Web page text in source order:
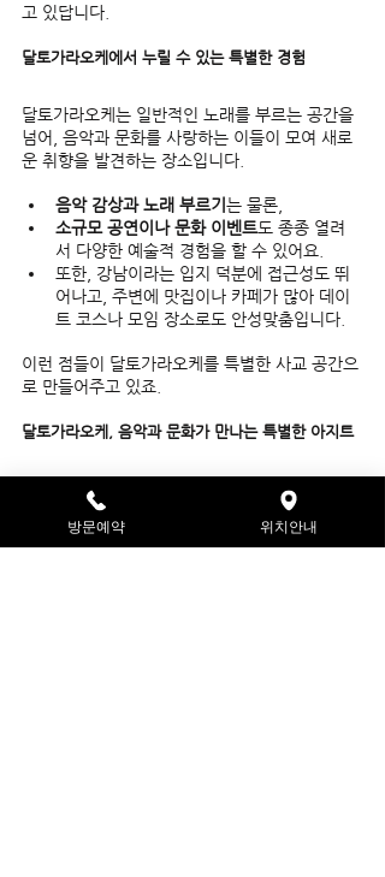
고 있답니다.
달토가라오케에서 누릴 수 있는 특별한 경험
달토가라오케는 일반적인 노래를 부르는 공간을
넘어, 음악과 문화를 사랑하는 이들이 모여 새로
운 취향을 발견하는 장소입니다.
음악 감상과 노래 부르기는 물론,
소규모 공연이나 문화 이벤트도 종종 열려
서 다양한 예술적 경험을 할 수 있어요.
또한, 강남이라는 입지 덕분에 접근성도 뛰
어나고, 주변에 맛집이나 카페가 많아 데이
트 코스나 모임 장소로도 안성맞춤입니다.
이런 점들이 달토가라오케를 특별한 사교 공간으
로 만들어주고 있죠.
달토가라오케, 음악과 문화가 만나는 특별한 아지트
달토가라오케는 강남에서 음악과 문화를 사랑하
는 이들에게 꼭 추천하고 싶은 공간입니다.
방문예약 위치안내